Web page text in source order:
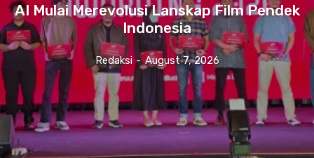
AI Mulai Merevolusi Lanskap Film Pendek
Indonesia
Redaksi - August 7, 2026